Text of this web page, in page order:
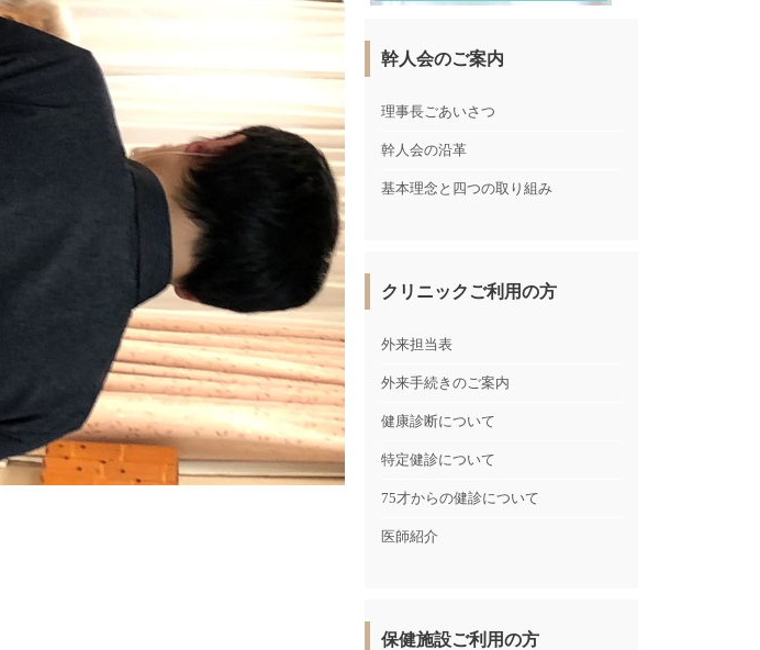
幹人会のご案内
理事長ごあいさつ
幹人会の沿革
基本理念と四つの取り組み
クリニックご利用の方
外来担当表
外来手続きのご案内
健康診断について
特定健診について
75才からの健診について
医師紹介
保健施設ご利用の方